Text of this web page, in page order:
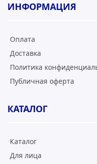
ИНФОРМАЦИЯ
Оплата
Доставка
Политика
Публичная оферта
КАТАЛОГ
Каталог
Для лица